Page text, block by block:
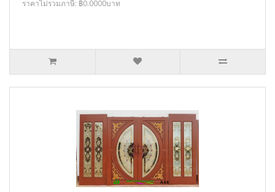
ราคาไม่รวมภาษี: ฿0.0000บาท